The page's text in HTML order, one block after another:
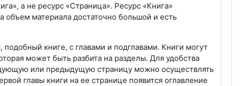
а не ресурс «Страница». Ресурс «Книга»
объем материала достаточно большой и есть
книге, с главами и подглавами. Книги могут
может быть разбита на разделы. Для удобства
или предыдущую страницу можно осуществлять
главы книги на ее странице появится оглавление